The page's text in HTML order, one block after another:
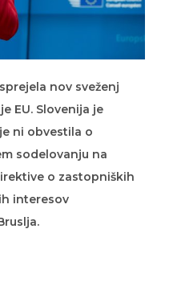
nov sveženj
EU. Slovenija je
ni obvestila o
sodelovanju na
o zastopniških
interesov